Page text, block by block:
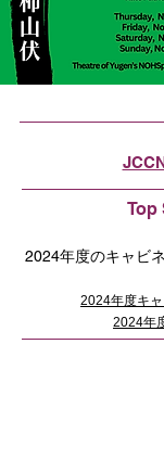
Top
2024年度のキャビ
2024年度キ
2024年